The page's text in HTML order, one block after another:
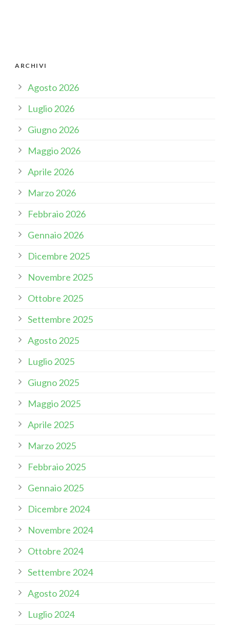
ARCHIVI
Agosto 2026
Luglio 2026
Giugno 2026
Maggio 2026
Aprile 2026
Marzo 2026
Febbraio 2026
Gennaio 2026
Dicembre 2025
Novembre 2025
Ottobre 2025
Settembre 2025
Agosto 2025
Luglio 2025
Giugno 2025
Maggio 2025
Aprile 2025
Marzo 2025
Febbraio 2025
Gennaio 2025
Dicembre 2024
Novembre 2024
Ottobre 2024
Settembre 2024
Agosto 2024
Luglio 2024